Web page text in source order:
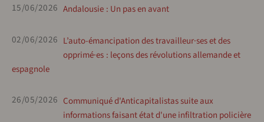
15/06/2026 Andalousie : Un pas en avant
02/06/2026 L’auto-émancipation des travailleur·ses et des
opprimé·es : leçons des révolutions allemande et
espagnole
26/05/2026 Communiqué d'Anticapitalistas suite aux
informations faisant état d'une infiltration policière